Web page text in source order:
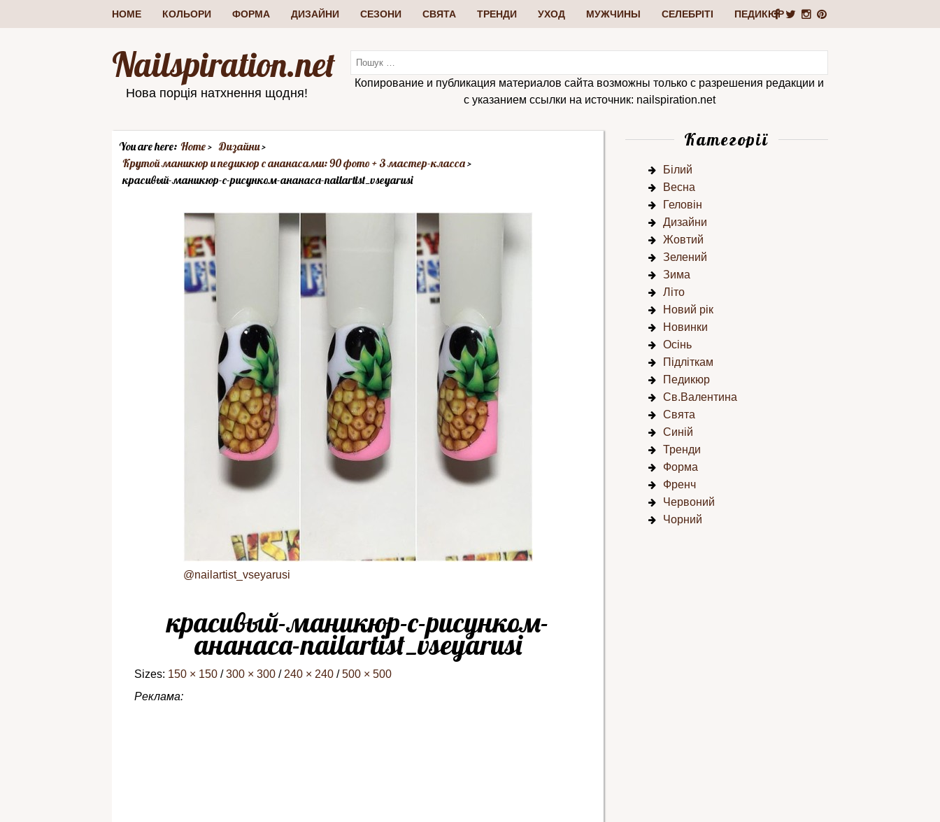
HOME КОЛЬОРИ ФОРМА ДИЗАЙНИ СЕЗОНИ СВЯТА ТРЕНДИ УХОД МУЖЧИНЫ СЕЛЕБРІТІ ПЕДИКЮР
Nailspiration.net
Нова порція натхнення щодня!
Копирование и публикация материалов сайта возможны только с разрешения редакции и
с указанием ссылки на источник: nailspiration.net
You are here: Home
Дизайни
Крутой маникюр и педикюр с ананасами: 90 фото + 3 мастер-класса
красивый-маникюр-с-рисунком-ананаса-nailartist_vseyarusi
@nailartist_vseyarusi
красивый-маникюр-с-рисунком-
ананаса-nailartist_vseyarusi
Sizes: 150 × 150 / 300 × 300 / 240 × 240 / 500 × 500
Реклама:
Категорії
Білий
Весна
Геловін
Дизайни
Жовтий
Зелений
Зима
Літо
Новий рік
Новинки
Осінь
Підліткам
Педикюр
Св.Валентина
Свята
Синій
Тренди
Форма
Френч
Червоний
Чорний